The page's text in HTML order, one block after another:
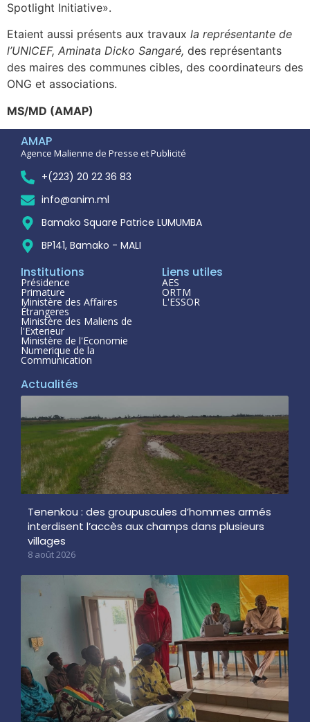
Spotlight Initiative».
Etaient aussi présents aux travaux la représentante de
l’UNICEF, Aminata Dicko Sangaré, des représentants
des maires des communes cibles, des coordinateurs des
ONG et associations.
MS/MD (AMAP)
AMAP
Agence Malienne de Presse et Publicité
+(223) 20 22 36 83
info@anim.ml
Bamako Square Patrice LUMUMBA
BP141, Bamako - MALI
Institutions
Présidence
Primature
Ministère des Affaires
Étrangeres
Ministère des Maliens de
l'Exterieur
Ministère de l'Economie
Numerique de la
Communication
Liens utiles
AES
ORTM
L'ESSOR
Actualités
Tenenkou : des groupuscules d’hommes armés
interdisent l’accès aux champs dans plusieurs
villages
8 août 2026